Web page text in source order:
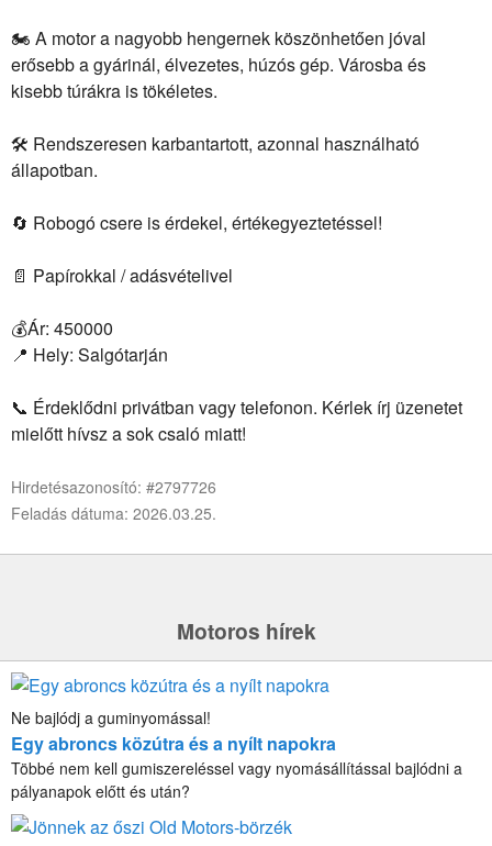
🏍️ A motor a nagyobb hengernek köszönhetően jóval
erősebb a gyárinál, élvezetes, húzós gép. Városba és
kisebb túrákra is tökéletes.
🛠️ Rendszeresen karbantartott, azonnal használható
állapotban.
🔄 Robogó csere is érdekel, értékegyeztetéssel!
📄 Papírokkal / adásvételivel
💰Ár: 450000
📍 Hely: Salgótarján
📞 Érdeklődni privátban vagy telefonon. Kérlek írj üzenetet
mielőtt hívsz a sok csaló miatt!
Hirdetésazonosító: #2797726
Feladás dátuma: 2026.03.25.
Motoros hírek
Ne bajlódj a guminyomással!
Egy abroncs közútra és a nyílt napokra
Többé nem kell gumiszereléssel vagy nyomásállítással bajlódni a
pályanapok előtt és után?